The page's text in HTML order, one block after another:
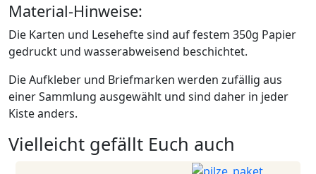
Material-Hinweise:
Die Karten und Lesehefte sind auf festem 350g Papier
gedruckt und wasserabweisend beschichtet.
Die Aufkleber und Briefmarken werden zufällig aus
einer Sammlung ausgewählt und sind daher in jeder
Kiste anders.
Vielleicht gefällt Euch auch